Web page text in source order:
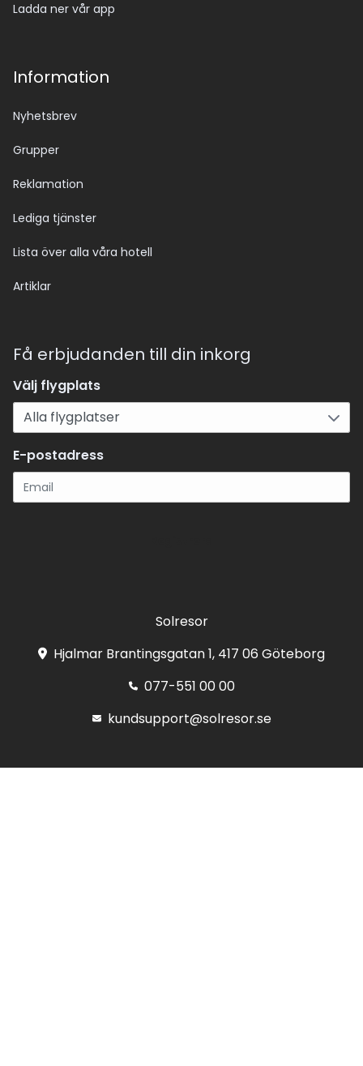
Ladda ner vår app
Information
Nyhetsbrev
Grupper
Reklamation
Lediga tjänster
Lista över alla våra hotell
Artiklar
Få erbjudanden till din inkorg
Välj flygplats
E-postadress
Solresor
Hjalmar Brantingsgatan 1, 417 06 Göteborg
077-551 00 00
kundsupport@solresor.se